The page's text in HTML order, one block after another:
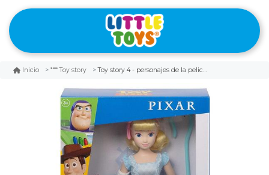
Inicio Toy story Toy story 4 - personajes de la pelicula bo peep betty gjh74